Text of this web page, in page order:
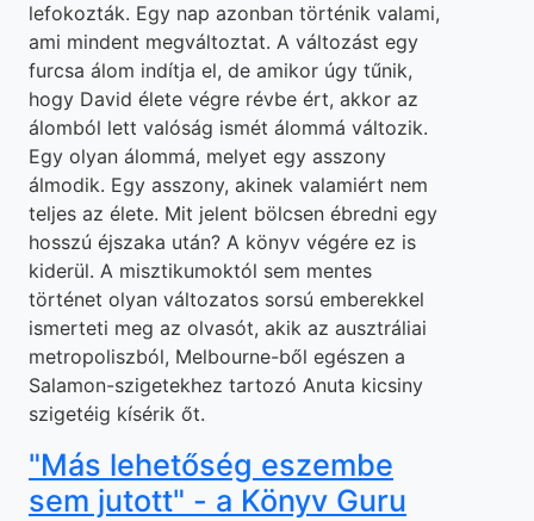
lefokozták. Egy nap azonban történik valami,
ami mindent megváltoztat. A változást egy
furcsa álom indítja el, de amikor úgy tűnik,
hogy David élete végre révbe ért, akkor az
álomból lett valóság ismét álommá változik.
Egy olyan álommá, melyet egy asszony
álmodik. Egy asszony, akinek valamiért nem
teljes az élete. Mit jelent bölcsen ébredni egy
hosszú éjszaka után? A könyv végére ez is
kiderül. A misztikumoktól sem mentes
történet olyan változatos sorsú emberekkel
ismerteti meg az olvasót, akik az ausztráliai
metropoliszból, Melbourne-ből egészen a
Salamon-szigetekhez tartozó Anuta kicsiny
szigetéig kísérik őt.
"Más lehetőség eszembe
sem jutott" - a Könyv Guru